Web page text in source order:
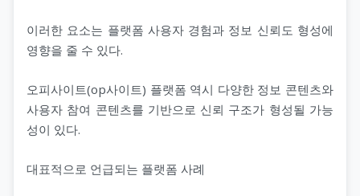
이러한 요소는 플랫폼 사용자 경험과 정보 신뢰도 형성에
영향을 줄 수 있다.
오피사이트(op사이트) 플랫폼 역시 다양한 정보 콘텐츠와
사용자 참여 콘텐츠를 기반으로 신뢰 구조가 형성될 가능
성이 있다.
대표적으로 언급되는 플랫폼 사례